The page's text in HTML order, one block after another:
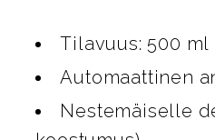
Tilavuus: 500 ml
Automaattinen
Nestemäiselle